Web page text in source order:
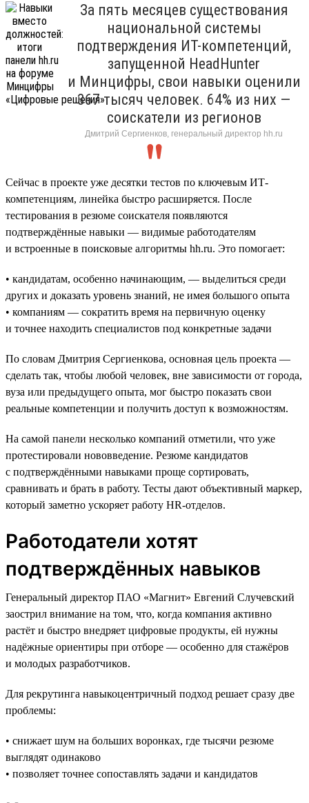
За пять месяцев существования
национальной системы
подтверждения ИТ-компетенций,
запущенной HeadHunter
и Минцифры, свои навыки оценили
367 тысяч человек. 64% из них —
соискатели из регионов
Дмитрий Сергиенков, генеральный директор hh.ru
Сейчас в проекте уже десятки тестов по ключевым ИТ-
компетенциям, линейка быстро расширяется. После
тестирования в резюме соискателя появляются
подтверждённые навыки — видимые работодателям
и встроенные в поисковые алгоритмы hh.ru. Это помогает:
• кандидатам, особенно начинающим, — выделиться среди
других и доказать уровень знаний, не имея большого опыта
• компаниям — сократить время на первичную оценку
и точнее находить специалистов под конкретные задачи
По словам Дмитрия Сергиенкова, основная цель проекта —
сделать так, чтобы любой человек, вне зависимости от города,
вуза или предыдущего опыта, мог быстро показать свои
реальные компетенции и получить доступ к возможностям.
На самой панели несколько компаний отметили, что уже
протестировали нововведение. Резюме кандидатов
с подтверждёнными навыками проще сортировать,
сравнивать и брать в работу. Тесты дают объективный маркер,
который заметно ускоряет работу HR-отделов.
Работодатели хотят
подтверждённых навыков
Генеральный директор ПАО «Магнит» Евгений Случевский
заострил внимание на том, что, когда компания активно
растёт и быстро внедряет цифровые продукты, ей нужны
надёжные ориентиры при отборе — особенно для стажёров
и молодых разработчиков.
Для рекрутинга навыкоцентричный подход решает сразу две
проблемы:
• снижает шум на больших воронках, где тысячи резюме
выглядят одинаково
• позволяет точнее сопоставлять задачи и кандидатов